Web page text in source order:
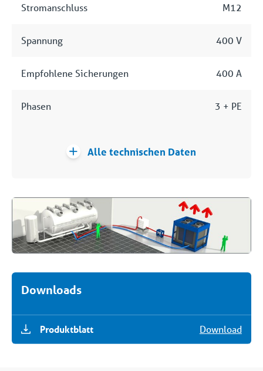
Downloads
Produktblatt Download
Stromanschluss M12
Spannung 400 V
Empfohlene Sicherungen 400 A
Phasen 3 + PE
Alle technischen Daten